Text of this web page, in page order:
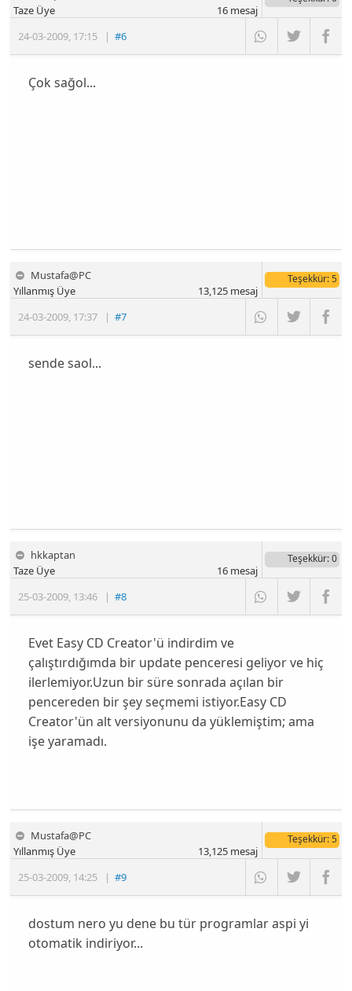
24-03-2009, 17:15 |#6
Taze Üye 16mesaj
Çok sağol...
Mustafa@PC
24-03-2009, 17:37 |#7
Yıllanmış Üye
Teşekkür: 5
13,125mesaj
sende saol...
hkkaptan
25-03-2009, 13:46 |#8
Taze Üye
Teşekkür: 0
16mesaj
Evet Easy CD Creator'ü indirdim ve
çalıştırdığımda bir update penceresi geliyor ve hiç
ilerlemiyor.Uzun bir süre sonrada açılan bir
pencereden bir şey seçmemi istiyor.Easy CD
Creator'ün alt versiyonunu da yüklemiştim; ama
işe yaramadı.
Mustafa@PC
25-03-2009, 14:25 |#9
Yıllanmış Üye
Teşekkür: 5
13,125mesaj
dostum nero yu dene bu tür programlar aspi yi
otomatik indiriyor...